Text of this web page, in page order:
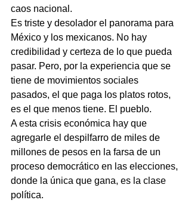
caos nacional.
Es triste y desolador el panorama para
México y los mexicanos. No hay
credibilidad y certeza de lo que pueda
pasar. Pero, por la experiencia que se
tiene de movimientos sociales
pasados, el que paga los platos rotos,
es el que menos tiene. El pueblo.
A esta crisis económica hay que
agregarle el despilfarro de miles de
millones de pesos en la farsa de un
proceso democrático en las elecciones,
donde la única que gana, es la clase
política.